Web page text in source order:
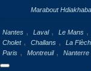
Marabout
Nantes , Laval , Le Mans ,
Cholet , Challans , La
Paris , Montreuil , Nanterre